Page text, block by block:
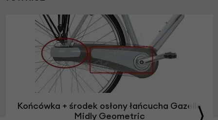
Końcówka + środek osłony łańcucha Gazelle
Midly Geometric